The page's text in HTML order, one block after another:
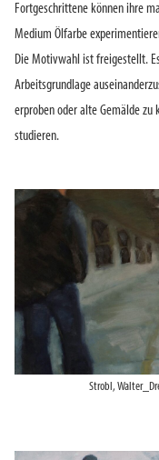
Fortgeschrittene können ihre
Medium Ölfarbe
Die Motivwahl ist freigestellt.
Arbeitsgrundlage
erproben oder alte Gemälde zu
studieren.
Strobl,